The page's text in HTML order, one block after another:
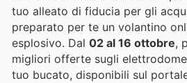
tuo alleato di fiducia per gli
preparato per te un volantino
esplosivo. Dal 02 al 16 ottobre,
migliori offerte sugli
tuo bucato, disponibili sul